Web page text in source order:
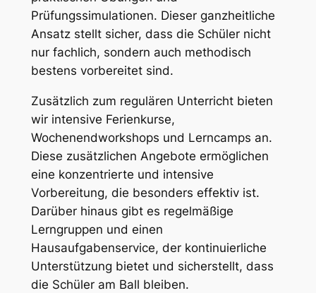
Prüfungssimulationen. Dieser ganzheitliche
Ansatz stellt sicher, dass die Schüler nicht
nur fachlich, sondern auch methodisch
bestens vorbereitet sind.
Zusätzlich zum regulären Unterricht bieten
wir intensive Ferienkurse,
Wochenendworkshops und Lerncamps an.
Diese zusätzlichen Angebote ermöglichen
eine konzentrierte und intensive
Vorbereitung, die besonders effektiv ist.
Darüber hinaus gibt es regelmäßige
Lerngruppen und einen
Hausaufgabenservice, der kontinuierliche
Unterstützung bietet und sicherstellt, dass
die Schüler am Ball bleiben.